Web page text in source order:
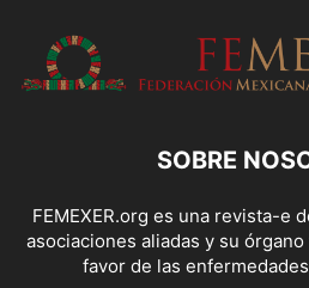
SOBRE
FEMEXER.org es una revista-e
asociaciones aliadas y su
favor de las